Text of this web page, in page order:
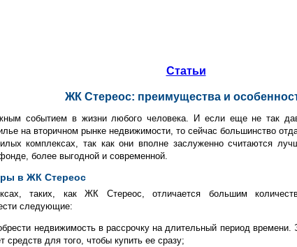
Статьи
ЖК Стереос: преимущества и
событием в жизни любого человека. И если еще не так
на вторичном рынке недвижимости, то сейчас большинство
комплексах, так как они вполне заслуженно считаются
более выгодной и современной.
в ЖК Стереос
таких, как ЖК Стереос, отличается большим
следующие:
недвижимость в рассрочку на длительный период времени.
средств для того, чтобы купить ее сразу;